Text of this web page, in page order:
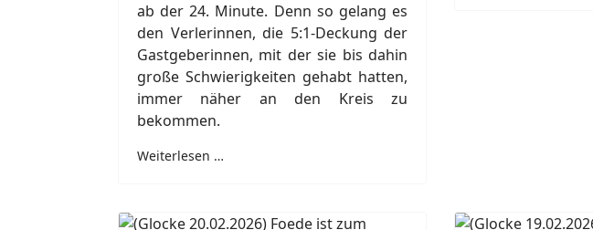
ab der 24. Minute. Denn so gelang es
den Verlerinnen, die 5:1-Deckung der
Gastgeberinnen, mit der sie bis dahin
große Schwierigkeiten gehabt hatten,
immer näher an den Kreis zu
bekommen.
Weiterlesen …